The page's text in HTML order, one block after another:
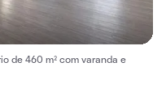
de 460 m² com varanda e